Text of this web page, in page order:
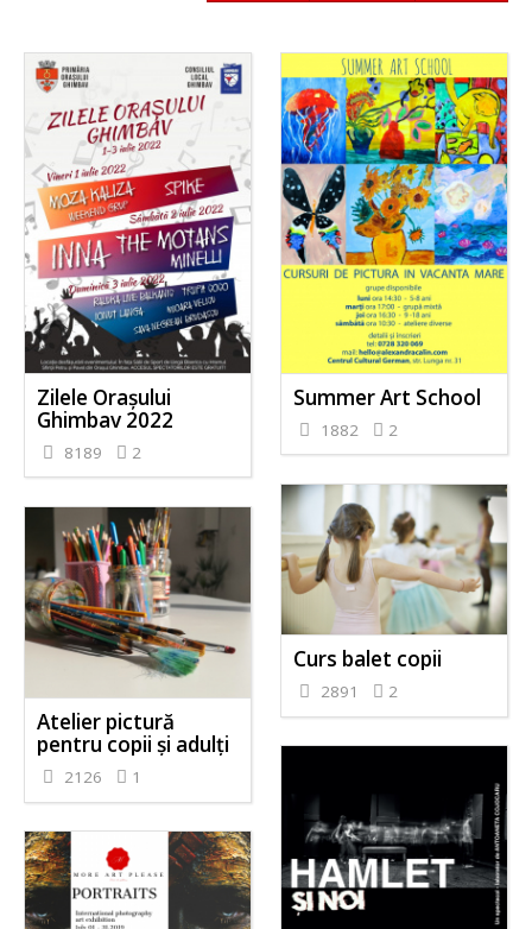
Zilele Orașului
Ghimbav 2022
8189 2
Summer Art School
1882 2
Curs balet copii
2891 2
Atelier pictură
pentru copii și adulți
2126 1